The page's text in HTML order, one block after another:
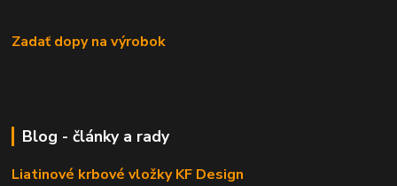
Zadať dopy na výrobok
Blog - články a rady
Liatinové krbové vložky KF Design